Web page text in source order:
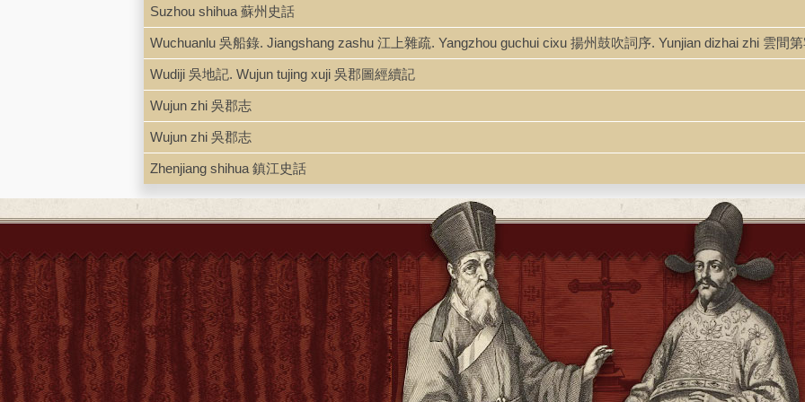
Suzhou shihua 蘇州史話
Wuchuanlu 吳船錄. Jiangshang zashu 江上雜疏. Yangzhou guchui cixu 揚州鼓吹詞序. Yunjian dizhai zhi 雲間
Wudiji 吳地記. Wujun tujing xuji 吳郡圖經續記
Wujun zhi 吳郡志
Wujun zhi 吳郡志
Zhenjiang shihua 鎮江史話